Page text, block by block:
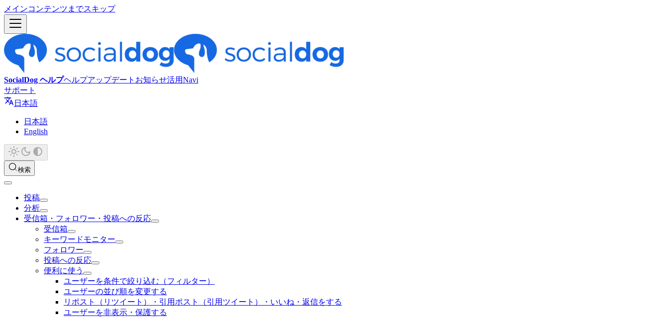
メインコンテンツまでスキップ
SocialDog ヘルプヘルプアップデート お知らせ活用Navi
サポート
日本語
日本語
English
検索
投稿
分析
受信箱・フォロワー・投稿への反応
受信箱
キーワードモニター
フォロワー
投稿への反応
便利に使う
ユーザーを条件で絞り込む（フィルター）
ユーザーの並び順を変更する
リポスト（リツイート）・引用ポスト（引用ツイート）・いいね・返信をする
ユーザーを非表示・保護する